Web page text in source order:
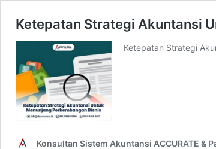
Ketepatan Strategi Akuntansi
Ketepatan Strategi
Konsultan Sistem Akuntansi ACCURATE &